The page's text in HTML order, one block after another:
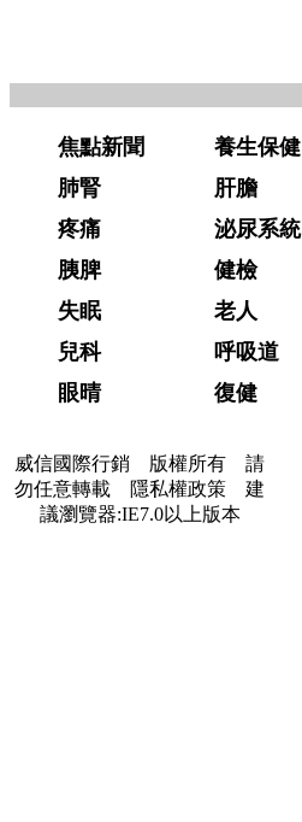
焦點新聞 養生保健
肺腎
肝膽
疼痛
泌尿系統
胰脾
健檢
失眠
老人
兒科
呼吸道
眼晴
復健
威信國際行銷 版權所有 請
勿任意轉載 隱私權政策 建
議瀏覽器:IE7.0以上版本